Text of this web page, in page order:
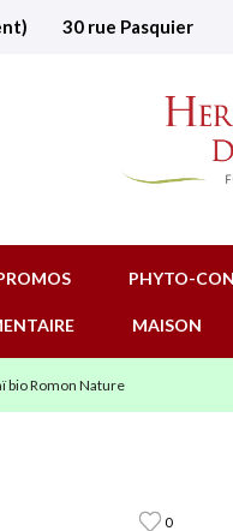
30 rue Pasquier
PHYTO-
MAISON
bio Romon Nature
0